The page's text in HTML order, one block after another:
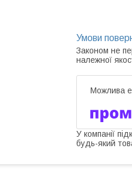
Законом не
належної
У компанії
будь-який